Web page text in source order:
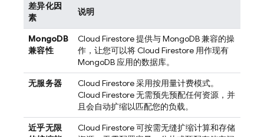
差异化因
素
说明
MongoDB
兼容性
Cloud Firestore提供与 MongoDB 兼容的操
作，让您可以将Cloud Firestore 用作现有
MongoDB 应用的数据库。
无服务器
Cloud Firestore采用按用量计费模式。
Cloud Firestore无需预先预配任何资源，并
且会自动扩缩以匹配您的负载。
近乎无限
Cloud Firestore可按需无缝扩缩计算和存储